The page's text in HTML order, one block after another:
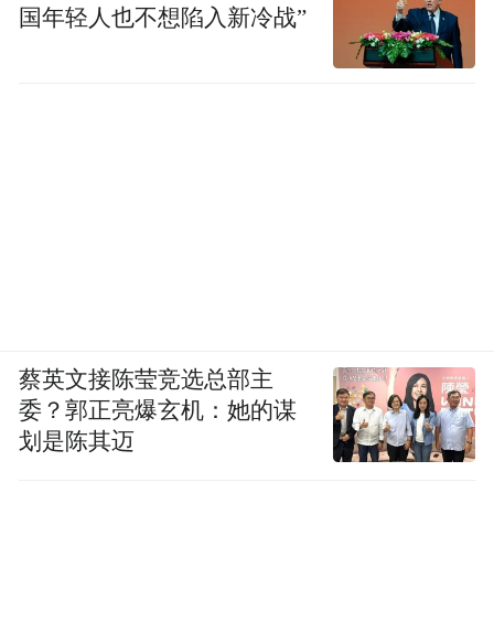
国年轻人也不想陷入新冷战”
蔡英文接陈莹竞选总部主
委？郭正亮爆玄机：她的谋
划是陈其迈